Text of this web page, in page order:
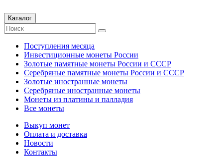
Каталог
Поступления месяца
Инвестиционные монеты России
Золотые памятные монеты России и СССР
Серебряные памятные монеты России и СССР
Золотые иностранные монеты
Серебряные иностранные монеты
Монеты из платины и палладия
Все монеты
Выкуп монет
Оплата и доставка
Новости
Контакты